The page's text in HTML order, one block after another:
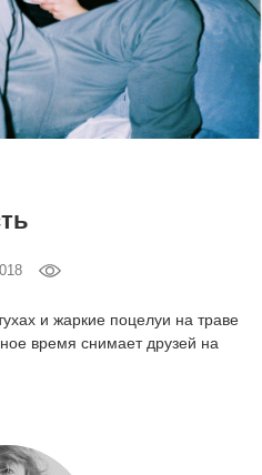
и жаркие поцелуи на траве
время снимает друзей на